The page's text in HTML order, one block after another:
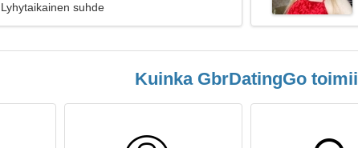
Lyhytaikainen suhde
Kuinka GbrDatingGo toimii